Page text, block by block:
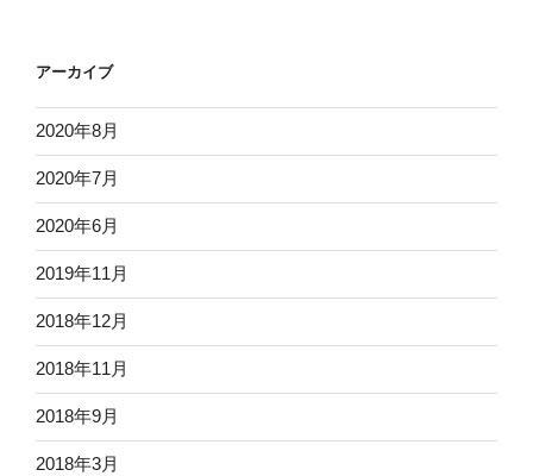
アーカイブ
2020年8月
2020年7月
2020年6月
2019年11月
2018年12月
2018年11月
2018年9月
2018年3月